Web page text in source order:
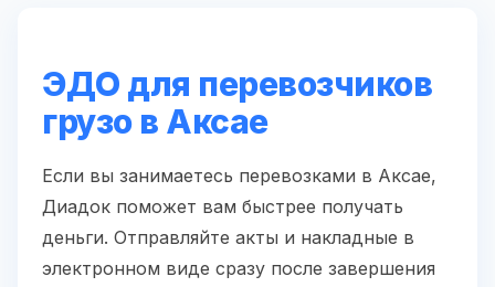
ЭДО для перевозчиков
грузо в Аксае
Если вы занимаетесь перевозками в Аксае,
Диадок поможет вам быстрее получать
деньги. Отправляйте акты и накладные в
электронном виде сразу после завершения